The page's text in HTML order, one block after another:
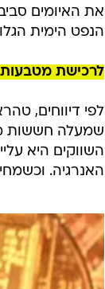
את האיומים
הנפט הימית
לרכישת מטבעות
לפי דיווחים,
שמעלה חששות
השווקים היא
האנרגיה.